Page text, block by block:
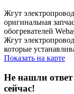
Жгут
оригинальная
обогревателей
Жгут
которые
Показать на карте
Не нашли ответ
сейчас!